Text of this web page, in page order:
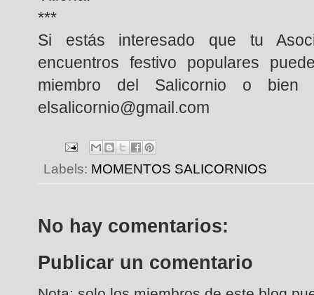
***
Si estás interesado que tu
encuentros festivo populares
miembro del Salicornio o bien
elsalicornio@gmail.com
Labels: MOMENTOS SALICORNIOS
No hay comentarios:
Publicar un comentario